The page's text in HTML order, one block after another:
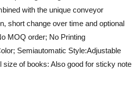
with the unique conveyor
short change over time and optional
MOQ order; No Printing
Semiautomatic Style:Adjustable
size of books: Also good for sticky note